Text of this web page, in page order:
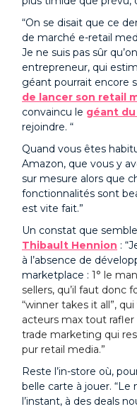
“On se disait que ce
de marché e-retail
Je ne suis pas sûr
entrepreneur, qui
géant pourrait encore
de lancer son retail
convaincu le géant
rejoindre. “
Quand vous êtes
Amazon, que vous y
sur mesure alors que
fonctionnalités sont
est vite fait.”
Un constat que
Thibault Hennion :
à l’absence de
marketplace : 1° le
sellers, qu’il faut donc
“winner takes it all”,
acteurs max tout rafler
trade marketing qui
pur retail media.”
Reste l’in-store où,
belle carte à jouer.
l’instant, à des deals